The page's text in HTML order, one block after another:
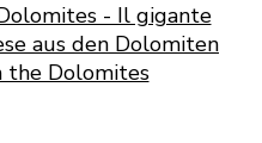
- Il gigante
aus den Dolomiten
the Dolomites